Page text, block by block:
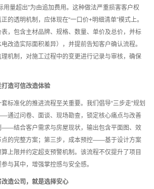
用量超出”为由追加费用。这种做法严重损害客户权
的透明机制，应体现在“一口价+明细清单”模式上。
，包含主材品牌、规格、数量、单价及总价，并标
改造实际面积差异），并提前告知客户确认流程。
机制，对施工过程中的变更进行记录与审核，确保
造可信改造体验
准化的推进流程至关重要。我们倡导“三步走”规划
通过问卷、面谈、现场勘查，锁定核心痛点与改善
——结合客户需求与房屋现状，输出包含平面图、效
点的完整方案；第三步，成本预控——基于设计方案
上限并约定超支预警机制。该流程不仅提升了项目
与其中，增强掌控感与安全感。
造公司，就是选择安心